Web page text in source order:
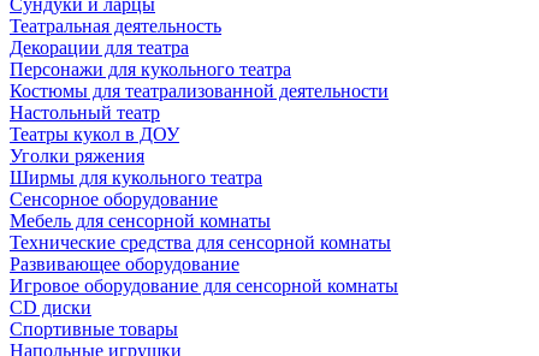
Сундуки и ларцы
Театральная деятельность
Декорации для театра
Персонажи для кукольного театра
Костюмы для театрализованной деятельности
Настольный театр
Театры кукол в ДОУ
Уголки ряжения
Ширмы для кукольного театра
Сенсорное оборудование
Мебель для сенсорной комнаты
Технические средства для сенсорной комнаты
Развивающее оборудование
Игровое оборудование для сенсорной комнаты
CD диски
Спортивные товары
Напольные игрушки